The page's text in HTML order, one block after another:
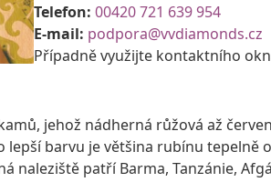
Telefon: 00420 721 639 954
E-mail: podpora@vvdiamonds.cz
Případně využijte kontaktního
jehož nádherná růžová až
barvu je většina rubínu tepelně
naleziště patří Barma, Tanzánie,